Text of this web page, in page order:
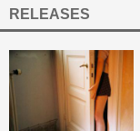
RELEASES